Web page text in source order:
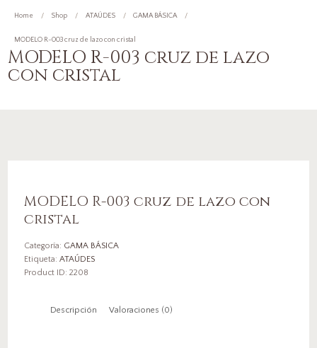
Home Shop ATAÚDES GAMA BÁSICA
MODELO R-003 cruz de lazo con cristal
MODELO R-003 cruz de lazo
con cristal
MODELO R-003 cruz de lazo con
cristal
Categoría: GAMA BÁSICA
Etiqueta: ATAÚDES
Product ID: 2208
Descripción Valoraciones (0)